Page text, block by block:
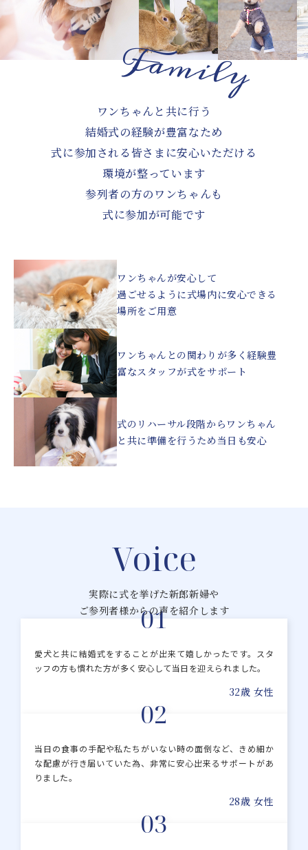
ワンちゃんと共に行う
結婚式の経験が豊富なため
式に参加される皆さまに安心いただける
環境が整っています
参列者の方のワンちゃんも
式に参加が可能です
ワンちゃんが安心して
過ごせるように式場内に安心できる
場所をご用意
ワンちゃんとの関わりが多く経験豊
富なスタッフが式をサポート
式のリハーサル段階から ワンちゃん
と共に準備を行うため当日も安心
Voice
実際に式を挙げた新郎新婦や
ご参列者様からの声を紹介します
01
愛犬と共に結婚式をすることが出来て嬉しかったです。スタ
ッフの方も慣れた方が多く安心して当日を迎えられました。
32歳 女性
02
当日の食事の手配や私たちがいない時の面倒など、きめ細か
な配慮が行き届いていた為、非常に安心出来るサポートがあ
りました。
28歳 女性
03